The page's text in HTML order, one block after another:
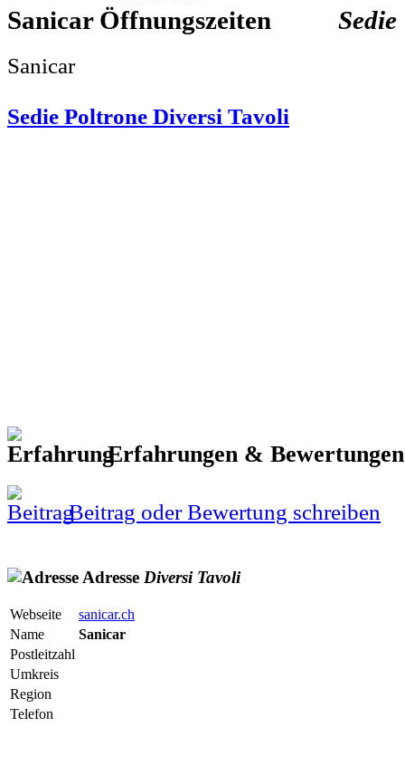
Sanicar Sedie
Sanicar
Sedie Poltrone Diversi Tavoli
Erfahrungen &
Beitrag oder Bewertung schreiben
Adresse Diversi Tavoli
Webseite
sanicar.ch
Name
Sanicar
Postleitzahl
Umkreis
Region
Telefon